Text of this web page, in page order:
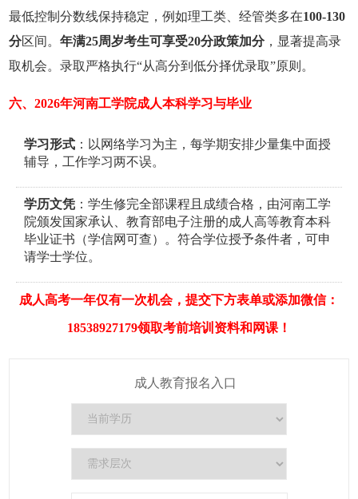
最低控制分数线保持稳定，例如理工类、经管类多在100-130
分区间。年满25周岁考生可享受20分政策加分，显著提高录
取机会。录取严格执行“从高分到低分择优录取”原则。
六、2026年‌河南工学院成人本科学习与毕业
学习形式：以网络学习为主，每学期安排少量集中面授
辅导，工作学习两不误。
学历文凭：学生修完全部课程且成绩合格，由河南工学
院颁发国家承认、教育部电子注册的成人高等教育本科
毕业证书（学信网可查）。符合学位授予条件者，可申
请学士学位。
成人高考一年仅有一次机会，提交下方表单或添加微信：
18538927179领取考前培训资料和网课！
成人教育报名入口